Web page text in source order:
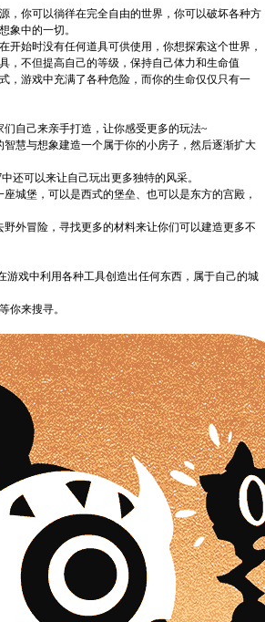
，你可以徜徉在完全自由的世界，你可以破坏各种方
象中的一切。
开始时没有任何道具可供使用，你想探索这个世界，
，不但提高自己的等级，保持自己体力和生命值
，游戏中充满了各种危险，而你的生命仅仅只有一
自己来亲手打造，让你感受更多的玩法~
慧与想象建造一个属于你的小房子，然后逐渐扩大
还可以来让自己玩出更多独特的风采。
城堡，可以是西式的堡垒、也可以是东方的宫殿，
外冒险，寻找更多的材料来让你们可以建造更多不
游戏中利用各种工具创造出任何东西，属于自己的城
你来搜寻。